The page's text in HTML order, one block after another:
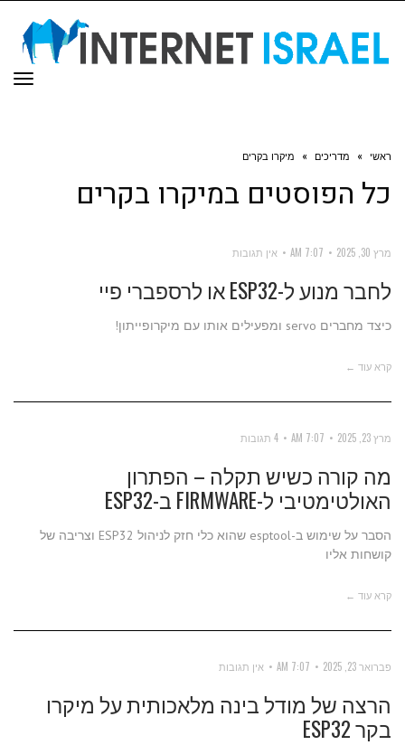
ראשי » מדריכים » מיקרו בקרים
כל הפוסטים במיקרו בקרים
מרץ 30, 2025 7:07 AM אין תגובות
לחבר מנוע ל-ESP32 או לרספברי פיי
כיצד מחברים servo ומפעילים אותו עם מיקרופייתון!
קרא עוד ←
מרץ 23, 2025 7:07 AM 4 תגובות
מה קורה כשיש תקלה – הפתרון
האולטימטיבי ל-FIRMWARE ב-ESP32
הסבר על שימוש ב-esptool שהוא כלי חזק לניהול ESP32 וצריבה של
קושחות אליו
קרא עוד ←
פברואר 23, 2025 7:07 AM אין תגובות
הרצה של מודל בינה מלאכותית על מיקרו
בקר ESP32